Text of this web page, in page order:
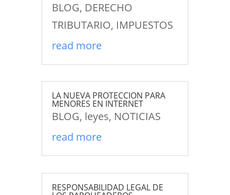
BLOG, DERECHO
TRIBUTARIO, IMPUESTOS
read more
LA NUEVA PROTECCION PARA
MENORES EN INTERNET
BLOG, leyes, NOTICIAS
read more
RESPONSABILIDAD LEGAL DE